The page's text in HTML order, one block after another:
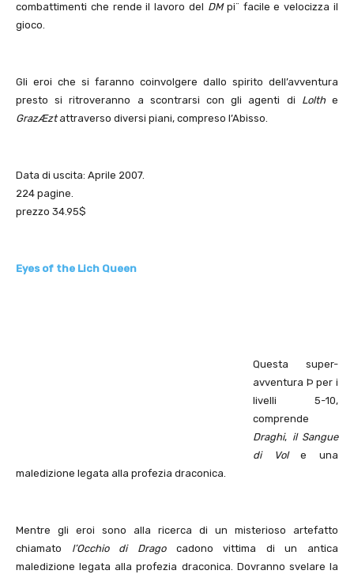
combattimenti che rende il lavoro del DMpi¨ facile e velocizza il
gioco.
Gli eroi che si faranno coinvolgere dallo spirito dell’avventura
presto si ritroveranno a scontrarsi con gli agenti di Lolthe
GrazÆztattraverso diversi piani, compreso l’Abisso.
Data di uscita: Aprile 2007.
224 pagine.
prezzo 34.95$
Eyes of the Lich Queen
Questa super-
avventura Þ per i
livelli 5-10,
comprende
Draghi, il Sangue
di Vole una
maledizione legata alla profezia draconica.
Mentre gli eroi sono alla ricerca di un misterioso artefatto
chiamato l’Occhio di Dragocadono vittima di un antica
maledizione legata alla profezia draconica. Dovranno svelare la